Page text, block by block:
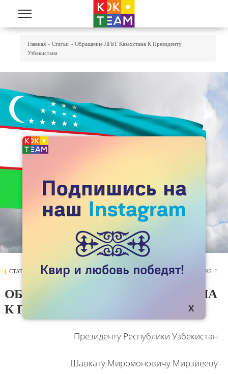
Перейти к основному содержанию
Главная » Статьи » Обращение ЛГБТ Казахстана К Президенту
Узбекистана
СТАТЬИ 07 АВГУСТА 2017 8395 
ОБРАЩЕНИЕ ЛГБТ КАЗАХСТАНА
К ПРЕЗИДЕНТУ УЗБЕКИСТАНА
Президенту Республики Узбекистан
Шавкату Миромоновичу Мирзиёеву